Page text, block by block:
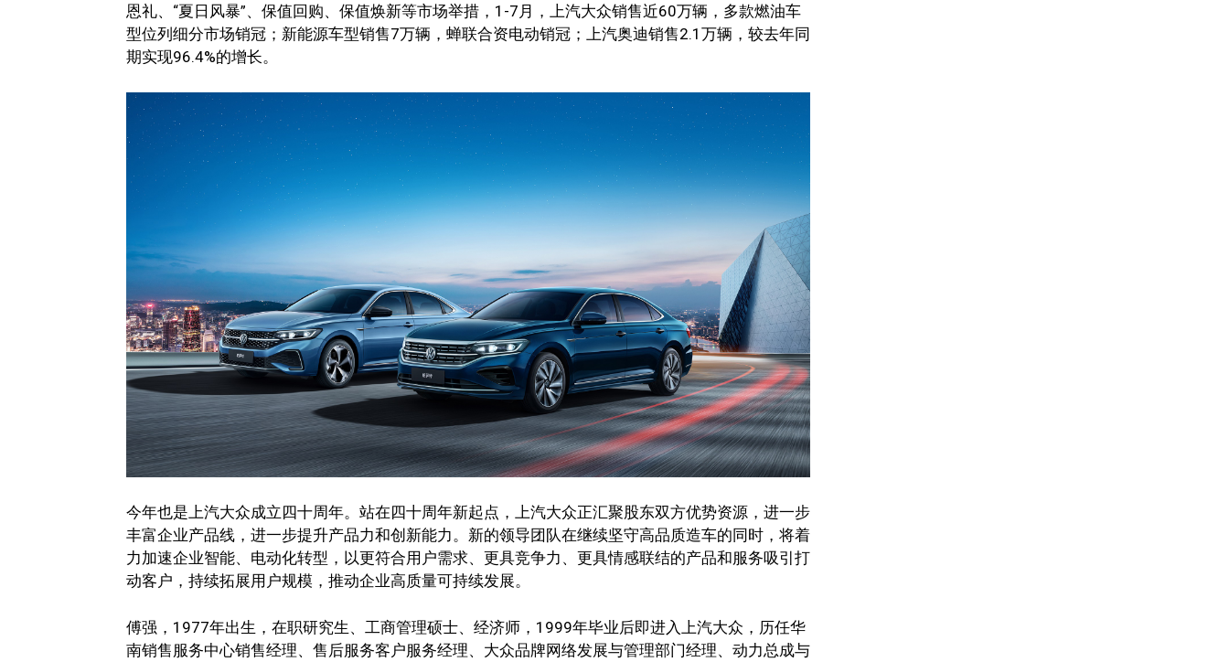
恩礼、“夏日风暴”、保值回购、保值焕新等市场举措，1-7月，上汽大众销售近60万辆，多款燃油车
型位列细分市场销冠；新能源车型销售7万辆，蝉联合资电动销冠；上汽奥迪销售2.1万辆，较去年同
期实现96.4%的增长。
今年也是上汽大众成立四十周年。站在四十周年新起点，上汽大众正汇聚股东双方优势资源，进一步
丰富企业产品线，进一步提升产品力和创新能力。新的领导团队在继续坚守高品质造车的同时，将着
力加速企业智能、电动化转型，以更符合用户需求、更具竞争力、更具情感联结的产品和服务吸引打
动客户，持续拓展用户规模，推动企业高质量可持续发展。
傅强，1977年出生，在职研究生、工商管理硕士、经济师，1999年毕业后即进入上汽大众，历任华
南销售服务中心销售经理、售后服务客户服务经理、大众品牌网络发展与管理部门经理、动力总成与